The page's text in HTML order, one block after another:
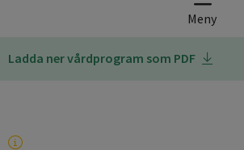
Ladda ner vårdprogram som PDF